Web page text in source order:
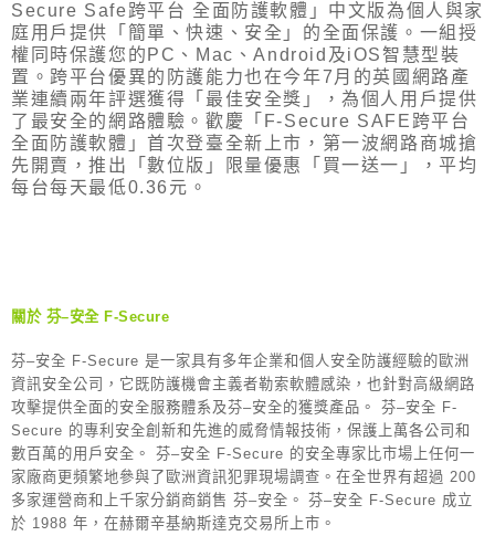
Secure Safe跨平台 全面防護軟體」中文版為個人與家
庭用戶提供「簡單、快速、安全」的全面保護。一組授
權同時保護您的 PC 、 Mac 、Android 及iOS智慧型裝
置。跨平台優異的防護能力也在今年7 月的英國網路產
業連續兩年評選獲得「最佳安全獎」，為個人用戶提供
了最安全的網路體驗。歡慶「 F-Secure SAFE 跨平台
全面防護軟體」首次登臺全新上市，第一波網路商城搶
先開賣，推出「數位版」限量優惠「買一送一」，平均
每台每天最低0.36 元。
關於 芬–安全F-Secure
芬–安全 F-Secure 是一家具有多年企業和個人安全防護經驗的歐洲
資訊安全公司，它既防護機會主義者勒索軟體感染，也針對高級網路
攻擊提供全面的安全服務體系及芬–安全的獲獎產品。 芬–安全 F-
Secure 的專利安全創新和先進的威脅情報技術，保護上萬各公司和
數百萬的用戶安全。
芬–安全 F-Secure 的安全專家比市場上任何一
家廠商更頻繁地參與了歐洲資訊犯罪現場調查。在全世界有超過 200
多家運營商和上千家分銷商銷售 芬–安全。 芬–安全 F-Secure 成立
於 1988 年，在赫爾辛基納斯達克交易所上市。